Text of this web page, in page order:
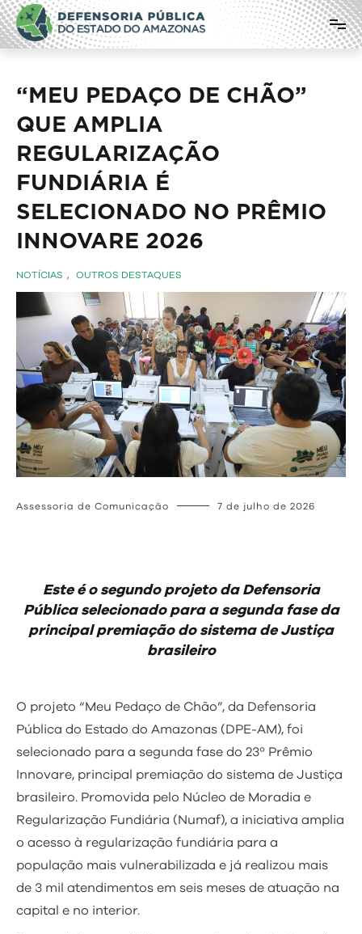
Pular
para
o
conteúdo
Defensoria Pública do Estado do
Amazonas
“MEU PEDAÇO DE CHÃO”
QUE AMPLIA
REGULARIZAÇÃO
FUNDIÁRIA É
SELECIONADO NO PRÊMIO
INNOVARE 2026
NOTÍCIAS , OUTROS DESTAQUES
Assessoria de Comunicação 7 de julho de 2026
Este é o segundo projeto da Defensoria
Pública selecionado para a segunda fase da
principal premiação do sistema de Justiça
brasileiro
O projeto “Meu Pedaço de Chão”, da Defensoria
Pública do Estado do Amazonas (DPE-AM), foi
selecionado para a segunda fase do 23º Prêmio
Innovare, principal premiação do sistema de Justiça
brasileiro. Promovida pelo Núcleo de Moradia e
Regularização Fundiária (Numaf), a iniciativa amplia
o acesso à regularização fundiária para a
população mais vulnerabilizada e já realizou mais
de 3 mil atendimentos em seis meses de atuação na
capital e no interior.